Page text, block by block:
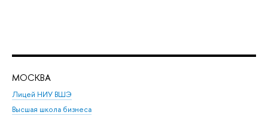
МОСКВА
Лицей НИУ ВШЭ
Высшая школа бизнеса